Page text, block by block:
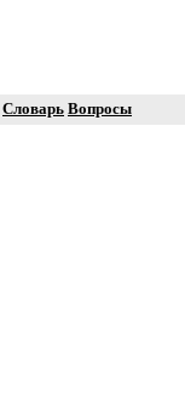
Словарь Вопросы